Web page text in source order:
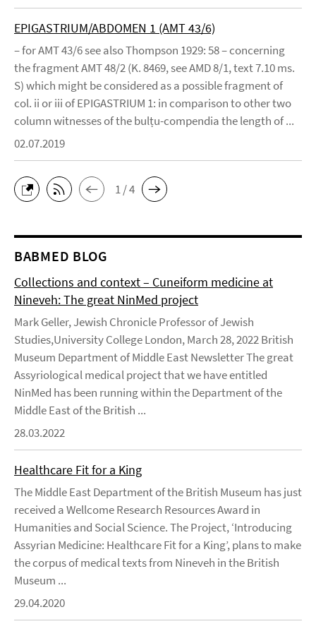
EPIGASTRIUM/ABDOMEN 1 (AMT 43/6)
– for AMT 43/6 see also Thompson 1929: 58 – concerning
the fragment AMT 48/2 (K. 8469, see AMD 8/1, text 7.10 ms.
S) which might be considered as a possible fragment of
col. ii or iii of EPIGASTRIUM 1: in comparison to other two
column witnesses of the bulṭu-compendia the length of ...
02.07.2019
1 / 4
BABMED BLOG
Collections and context – Cuneiform medicine at
Nineveh: The great NinMed project
Mark Geller, Jewish Chronicle Professor of Jewish
Studies,University College London, March 28, 2022 British
Museum Department of Middle East Newsletter The great
Assyriological medical project that we have entitled
NinMed has been running within the Department of the
Middle East of the British ...
28.03.2022
Healthcare Fit for a King
The Middle East Department of the British Museum has just
received a Wellcome Research Resources Award in
Humanities and Social Science. The Project, ‘Introducing
Assyrian Medicine: Healthcare Fit for a King’, plans to make
the corpus of medical texts from Nineveh in the British
Museum ...
29.04.2020